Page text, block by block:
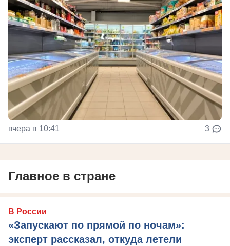
вчера в 10:41 3
Главное в стране
В России
«Запускают по прямой по ночам»:
эксперт рассказал, откуда летели